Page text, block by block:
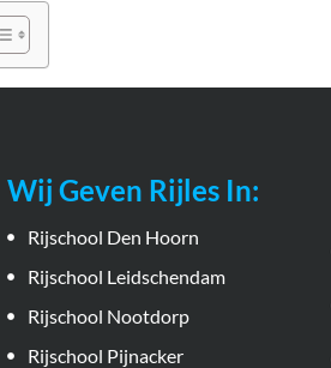
Wij Geven Rijles In:
Rijschool Den Hoorn
Rijschool Leidschendam
Rijschool Nootdorp
Rijschool Pijnacker